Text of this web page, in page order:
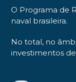
O Programa de
naval brasileira.
No total, no
investimentos